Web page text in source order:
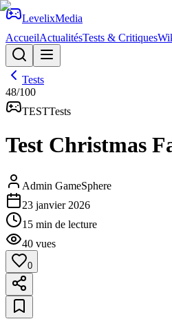
LevelixMedia
AccueilActualitésTests & Critiques
Tests
48/100
TESTTests
Test Christmas
Admin GameSphere
23 janvier 2026
15 min de lecture
40 vues
0